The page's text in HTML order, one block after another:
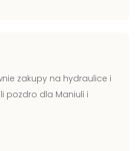
zakupy na hydraulice i
pozdro dla Maniuli i